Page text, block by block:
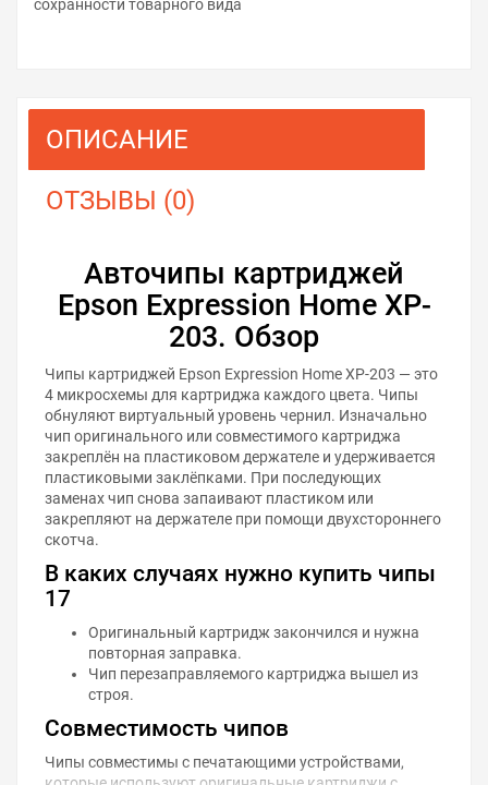
сохранности товарного вида
ОПИСАНИЕ
ОТЗЫВЫ (0)
Авточипы картриджей
Epson Expression Home XP-
203. Обзор
Чипы картриджей Epson Expression Home XP-203 — это
4 микросхемы для картриджа каждого цвета. Чипы
обнуляют виртуальный уровень чернил. Изначально
чип оригинального или совместимого картриджа
закреплён на пластиковом держателе и удерживается
пластиковыми заклёпками. При последующих
заменах чип снова запаивают пластиком или
закрепляют на держателе при помощи двухстороннего
скотча.
В каких случаях нужно купить чипы
17
Оригинальный картридж закончился и нужна
повторная заправка.
Чип перезаправляемого картриджа вышел из
строя.
Совместимость чипов
Чипы совместимы с печатающими устройствами,